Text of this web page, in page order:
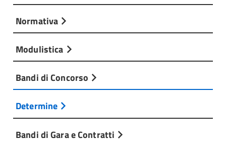
Normativa
Modulistica
Bandi di Concorso
Determine
Bandi di Gara e Contratti